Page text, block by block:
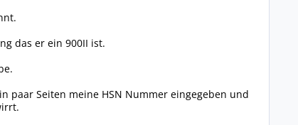
das er ein 900II ist.
paar Seiten meine HSN Nummer eingegeben und